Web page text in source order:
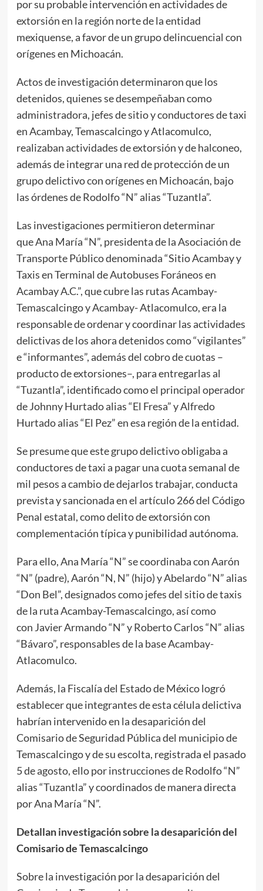
por su probable intervención en actividades de
extorsión en la región norte de la entidad
mexiquense, a favor de un grupo delincuencial con
orígenes en Michoacán.
Actos de investigación determinaron que los
detenidos, quienes se desempeñaban como
administradora, jefes de sitio y conductores de taxi
en Acambay, Temascalcingo y Atlacomulco,
realizaban actividades de extorsión y de halconeo,
además de integrar una red de protección de un
grupo delictivo con orígenes en Michoacán, bajo
las órdenes de Rodolfo “N” alias “Tuzantla”.
Las investigaciones permitieron determinar
que Ana María “N”, presidenta de la Asociación de
Transporte Público denominada “Sitio Acambay y
Taxis en Terminal de Autobuses Foráneos en
Acambay A.C.”, que cubre las rutas Acambay-
Temascalcingo y Acambay- Atlacomulco, era la
responsable de ordenar y coordinar las actividades
delictivas de los ahora detenidos como “vigilantes”
e “informantes”, además del cobro de cuotas –
producto de extorsiones–, para entregarlas al
“Tuzantla”, identificado como el principal operador
de Johnny Hurtado alias “El Fresa” y Alfredo
Hurtado alias “El Pez” en esa región de la entidad.
Se presume que este grupo delictivo obligaba a
conductores de taxi a pagar una cuota semanal de
mil pesos a cambio de dejarlos trabajar, conducta
prevista y sancionada en el artículo 266 del Código
Penal estatal, como delito de extorsión con
complementación típica y punibilidad autónoma.
Para ello, Ana María “N” se coordinaba con Aarón
“N” (padre), Aarón “N, N” (hijo) y Abelardo “N” alias
“Don Bel”, designados como jefes del sitio de taxis
de la ruta Acambay-Temascalcingo, así como
con Javier Armando “N” y Roberto Carlos “N” alias
“Bávaro”, responsables de la base Acambay-
Atlacomulco.
Además, la Fiscalía del Estado de México logró
establecer que integrantes de esta célula delictiva
habrían intervenido en la desaparición del
Comisario de Seguridad Pública del municipio de
Temascalcingo y de su escolta, registrada el pasado
5 de agosto, ello por instrucciones de Rodolfo “N”
alias “Tuzantla” y coordinados de manera directa
por Ana María “N”.
Detallan investigación sobre la desaparición del
Comisario de Temascalcingo
Sobre la investigación por la desaparición del